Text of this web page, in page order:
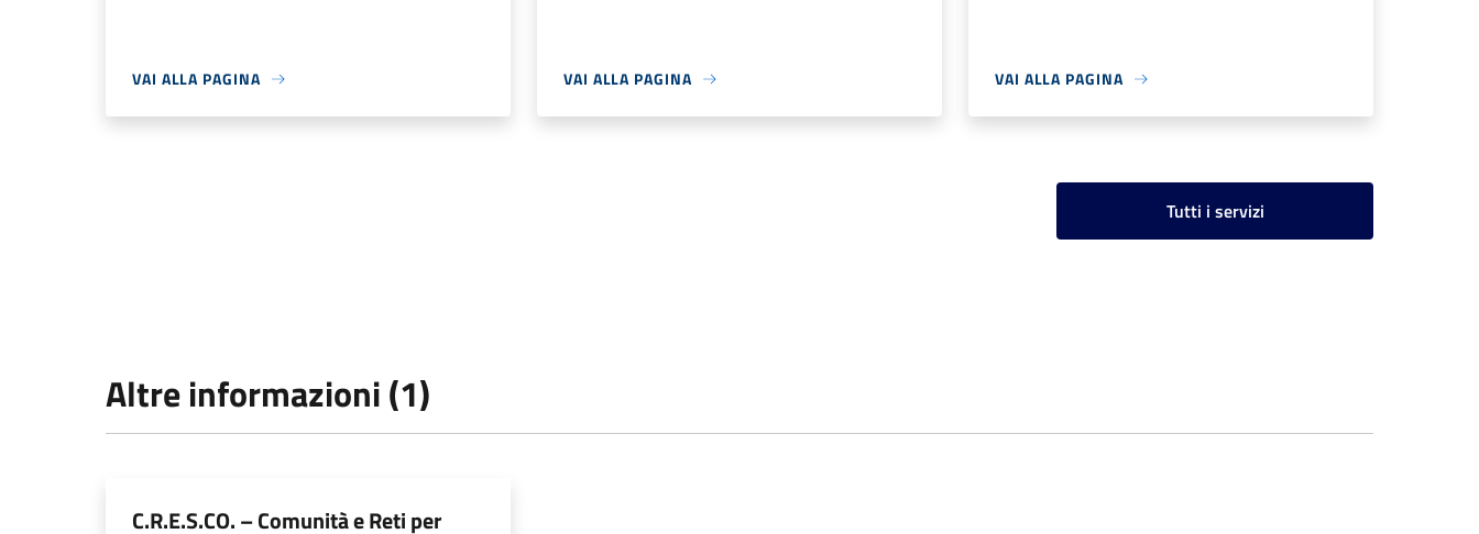
VAI ALLA PAGINA VAI ALLA PAGINA VAI ALLA PAGINA
Tutti i servizi
Altre informazioni (1)
C.R.E.S.CO. – Comunità e Reti per